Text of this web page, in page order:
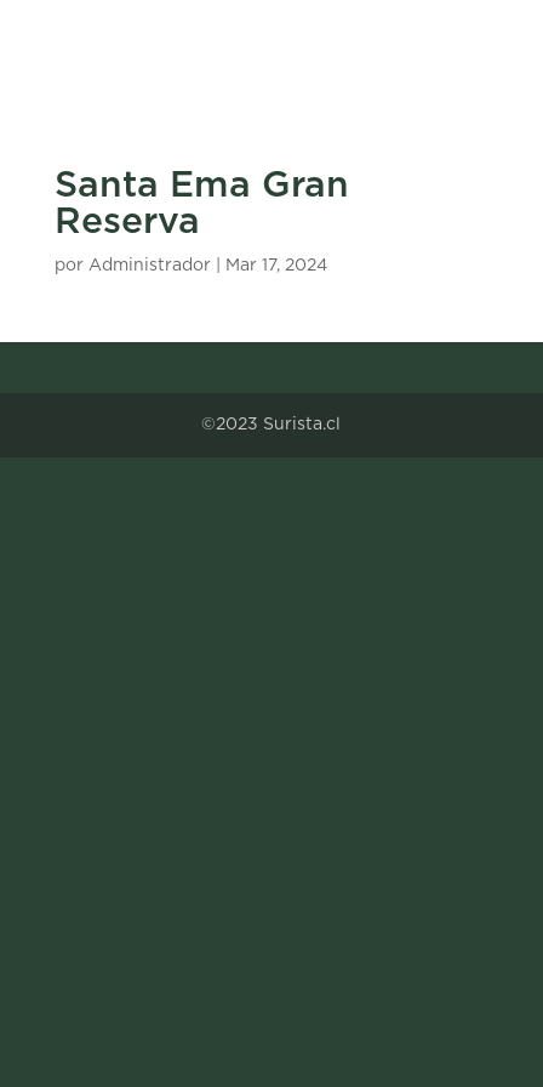
Santa Ema Gran
Reserva
por Administrador| Mar 17, 2024
©2023 Surista.cl